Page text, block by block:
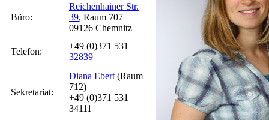
Büro:
Reichenhainer Str.
39, Raum 707
09126 Chemnitz
Telefon:
+49 (0)371 531
32839
Sekretariat:
Diana Ebert (Raum
712)
+49 (0)371 531
34111